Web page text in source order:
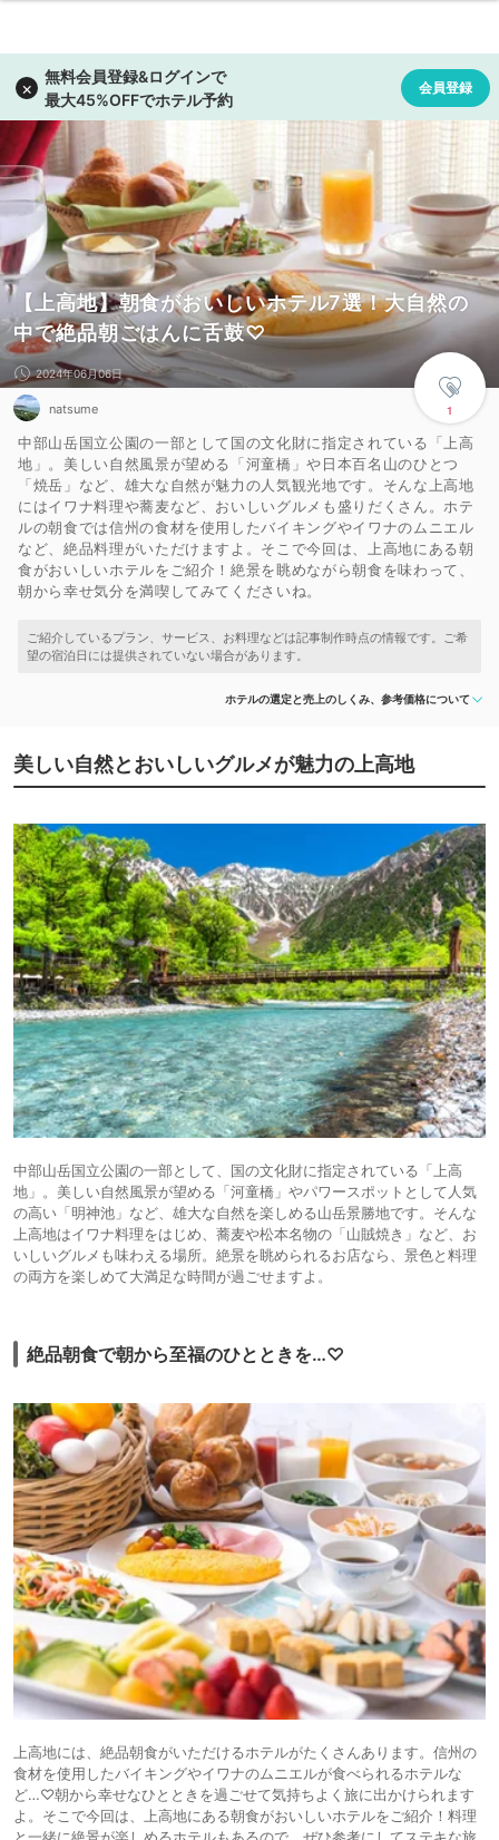
【上高地】朝食がおいしいホテル7選！大自然の
中で絶品朝ごはんに舌鼓♡
1
2024年06月06日
natsume
中部山岳国立公園の一部として国の文化財に指定されている「上高
地」。美しい自然風景が望める「河童橋」や日本百名山のひとつ
「焼岳」など、雄大な自然が魅力の人気観光地です。そんな上高地
にはイワナ料理や蕎麦など、おいしいグルメも盛りだくさん。ホテ
ルの朝食では信州の食材を使用したバイキングやイワナのムニエル
など、絶品料理がいただけますよ。そこで今回は、上高地にある朝
食がおいしいホテルをご紹介！絶景を眺めながら朝食を味わって、
朝から幸せ気分を満喫してみてくださいね。
ホテルの選定と売上のしくみ、参考価格について
美しい自然とおいしいグルメが魅力の上高地
中部山岳国立公園の一部として、国の文化財に指定されている「上高
地」。美しい自然風景が望める「河童橋」やパワースポットとして人気
の高い「明神池」など、雄大な自然を楽しめる山岳景勝地です。そんな
上高地はイワナ料理をはじめ、蕎麦や松本名物の「山賊焼き」など、お
いしいグルメも味わえる場所。絶景を眺められるお店なら、景色と料理
の両方を楽しめて大満足な時間が過ごせますよ。
絶品朝食で朝から至福のひとときを…♡
上高地には、絶品朝食がいただけるホテルがたくさんあります。信州の
食材を使用したバイキングやイワナのムニエルが食べられるホテルな
ど…♡朝から幸せなひとときを過ごせて気持ちよく旅に出かけられます
よ。そこで今回は、上高地にある朝食がおいしいホテルをご紹介！料理
と一緒に絶景が楽しめるホテルもあるので、ぜひ参考にしてステキな旅